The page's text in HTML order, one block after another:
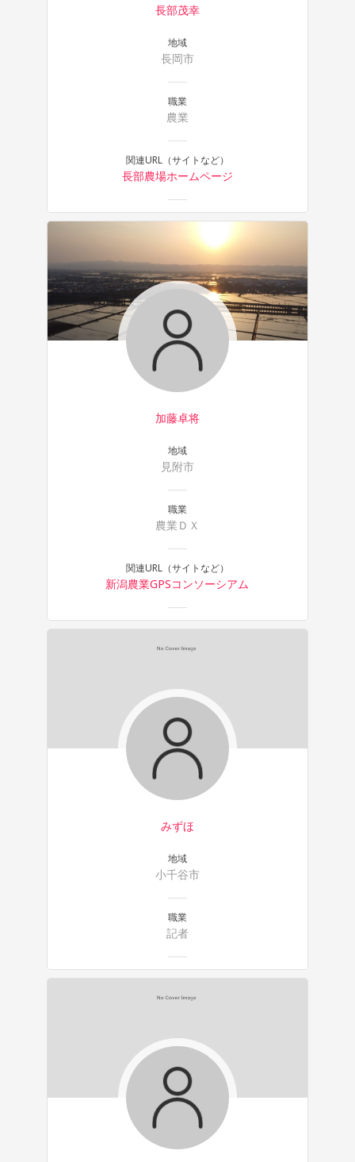
長部茂幸
地域
長岡市
職業
農業
関連URL（サイトなど）
長部農場ホームページ
加藤卓将
地域
見附市
職業
農業ＤＸ
関連URL（サイトなど）
新潟農業GPSコンソーシアム
みずほ
地域
小千谷市
職業
記者